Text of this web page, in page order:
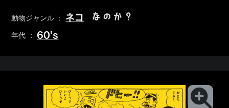
動物ジャンル ： ネコ なのか？
年代 ： 60’s